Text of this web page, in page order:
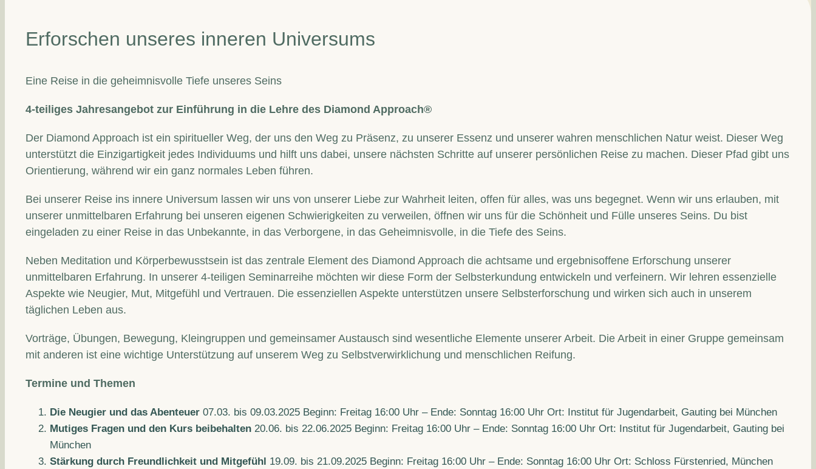
Erforschen unseres inneren Universums
Eine Reise in die geheimnisvolle Tiefe unseres Seins
4-teiliges Jahresangebot zur Einführung in die Lehre des Diamond Approach®
Der Diamond Approach ist ein spiritueller Weg, der uns den Weg zu Präsenz, zu unserer Essenz und unserer wahren menschlichen Natur weist. Dieser Weg
unterstützt die Einzigartigkeit jedes Individuums und hilft uns dabei, unsere nächsten Schritte auf unserer persönlichen Reise zu machen. Dieser Pfad gibt uns
Orientierung, während wir ein ganz normales Leben führen.
Bei unserer Reise ins innere Universum lassen wir uns von unserer Liebe zur Wahrheit leiten, offen für alles, was uns begegnet. Wenn wir uns erlauben, mit
unserer unmittelbaren Erfahrung bei unseren eigenen Schwierigkeiten zu verweilen, öffnen wir uns für die Schönheit und Fülle unseres Seins. Du bist
eingeladen zu einer Reise in das Unbekannte, in das Verborgene, in das Geheimnisvolle, in die Tiefe des Seins.
Neben Meditation und Körperbewusstsein ist das zentrale Element des Diamond Approach die achtsame und ergebnisoffene Erforschung unserer
unmittelbaren Erfahrung. In unserer 4-teiligen Seminarreihe möchten wir diese Form der Selbsterkundung entwickeln und verfeinern. Wir lehren essenzielle
Aspekte wie Neugier, Mut, Mitgefühl und Vertrauen. Die essenziellen Aspekte unterstützen unsere Selbsterforschung und wirken sich auch in unserem
täglichen Leben aus.
Vorträge, Übungen, Bewegung, Kleingruppen und gemeinsamer Austausch sind wesentliche Elemente unserer Arbeit. Die Arbeit in einer Gruppe gemeinsam
mit anderen ist eine wichtige Unterstützung auf unserem Weg zu Selbstverwirklichung und menschlichen Reifung.
Termine und Themen
Die Neugier und das Abenteuer 07.03. bis 09.03.2025 Beginn: Freitag 16:00 Uhr – Ende: Sonntag 16:00 Uhr Ort: Institut für Jugendarbeit, Gauting bei München
Mutiges Fragen und den Kurs beibehalten 20.06. bis 22.06.2025 Beginn: Freitag 16:00 Uhr – Ende: Sonntag 16:00 Uhr Ort: Institut für Jugendarbeit, Gauting bei
München
Stärkung durch Freundlichkeit und Mitgefühl 19.09. bis 21.09.2025 Beginn: Freitag 16:00 Uhr – Ende: Sonntag 16:00 Uhr Ort: Schloss Fürstenried, München